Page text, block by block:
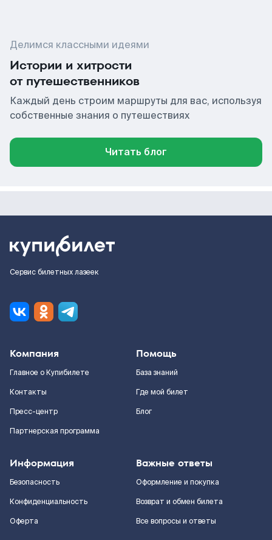
Делимся классными идеями
Истории и хитрости
от путешественников
Каждый день строим маршруты для вас, используя
собственные знания о путешествиях
Читать блог
Сервис билетных лазеек
Компания
Главное о Купибилете
Контакты
Пресс-центр
Партнерская программа
Помощь
База знаний
Где мой билет
Блог
Информация
Безопасность
Конфиденциальность
Оферта
Важные ответы
Оформление и покупка
Возврат и обмен билета
Все вопросы и ответы